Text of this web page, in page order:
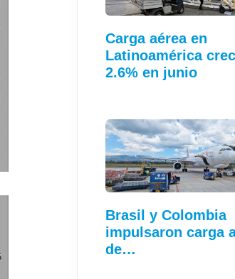
Carga aérea en
Latinoamérica
2.6% en junio
Brasil y Colombia
impulsaron carga
de…